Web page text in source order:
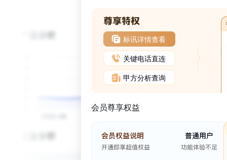
标讯详情查看
关键电话直连
甲方分析查询
会员尊享权益